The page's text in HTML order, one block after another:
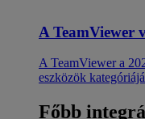
A TeamViewer
A TeamViewer a
eszközök
Főbb